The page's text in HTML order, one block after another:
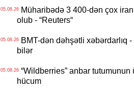
05.08.26Müharibədə 3 400-dən çox
olub - “Reuters“
05.08.26BMT-dən dəhşətli xəbərdarlıq
bilər
05.08.26“Wildberries” anbar tutumunun
hücum